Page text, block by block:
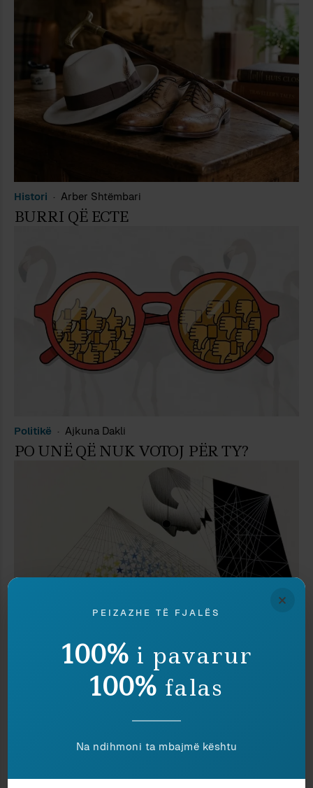
Histori Arber Shtëmbari
BURRI QË ECTE
Politikë Ajkuna Dakli
PO UNË QË NUK VOTOJ PËR TY?
Klejda Rrapaj
GJUHA E SPEKTAKLIT TEK EDI RAMA
×
PEIZAZHE TË FJALËS
100% i pavarur
100% falas
Na ndihmoni ta mbajmë kështu